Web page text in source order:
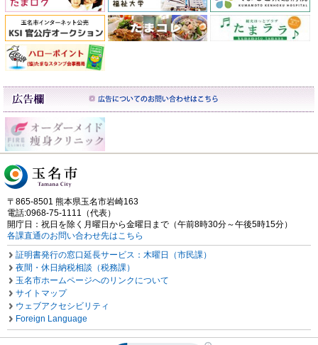
〒865-8501 熊本県玉名市岩崎163
電話:0968-75-1111（代表）
開庁日：祝日を除く月曜日から金曜日まで（午前8時30分～午後5時15分）
各課直通のお問い合わせ先はこちら
証明書発行の窓口延長サービス：木曜日（市民課）
夜間・休日納税相談（税務課）
玉名市ホームページへのリンクについて
サイトマップ
ウェブアクセシビリティ
Foreign Language